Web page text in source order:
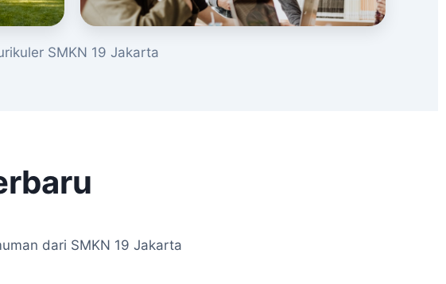
SMKN 19 Jakarta
dari SMKN 19 Jakarta